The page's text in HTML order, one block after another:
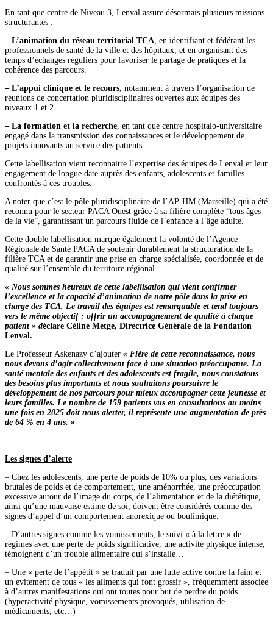
En tant que centre de Niveau 3, Lenval assure désormais plusieurs missions
structurantes :
– L’animation du réseau territorial TCA, en identifiant et fédérant les
professionnels de santé de la ville et des hôpitaux, et en organisant des
temps d’échanges réguliers pour favoriser le partage de pratiques et la
cohérence des parcours.
– L’appui clinique et le recours, notamment à travers l’organisation de
réunions de concertation pluridisciplinaires ouvertes aux équipes des
niveaux 1 et 2.
– La formation et la recherche, en tant que centre hospitalo-universitaire
engagé dans la transmission des connaissances et le développement de
projets innovants au service des patients.
Cette labellisation vient reconnaitre l’expertise des équipes de Lenval et leur
engagement de longue date auprès des enfants, adolescents et familles
confrontés à ces troubles.
A noter que c’est le pôle pluridisciplinaire de l’AP-HM (Marseille) qui a été
reconnu pour le secteur PACA Ouest grâce à sa filière complète “tous âges
de la vie”, garantissant un parcours fluide de l’enfance à l’âge adulte.
Cette double labellisation marque également la volonté de l’Agence
Régionale de Santé PACA de soutenir durablement la structuration de la
filière TCA et de garantir une prise en charge spécialisée, coordonnée et de
qualité sur l’ensemble du territoire régional.
« Nous sommes heureux de cette labellisation qui vient confirmer
l’excellence et la capacité d’animation de notre pôle dans la prise en
charge des TCA. Le travail des équipes est remarquable et tend toujours
vers le même objectif : offrir un accompagnement de qualité à chaque
patient » déclare Céline Metge, Directrice Générale de la Fondation
Lenval.
Le Professeur Askenazy d’ajouter « Fière de cette reconnaissance, nous
nous devons d’agir collectivement face à une situation préoccupante. La
santé mentale des enfants et des adolescents est fragile, nous constatons
des besoins plus importants et nous souhaitons poursuivre le
développement de nos parcours pour mieux accompagner cette jeunesse et
leurs familles. Le nombre de 159 patients vus en consultations au moins
une fois en 2025 doit nous alerter, il représente une augmentation de près
de 64 % en 4 ans. »
Les signes d’alerte
– Chez les adolescents, une perte de poids de 10% ou plus, des variations
brutales de poids et de comportement, une aménorrhée, une préoccupation
excessive autour de l’image du corps, de l’alimentation et de la diététique,
ainsi qu’une mauvaise estime de soi, doivent être considérés comme des
signes d’appel d’un comportement anorexique ou boulimique.
– D’autres signes comme les vomissements, le suivi « à la lettre » de
régimes avec une perte de poids significative, une activité physique intense,
témoignent d’un trouble alimentaire qui s’installe…
– Une « perte de l’appétit » se traduit par une lutte active contre la faim et
un évitement de tous « les aliments qui font grossir », fréquemment associée
à d’autres manifestations qui ont toutes pour but de perdre du poids
(hyperactivité physique, vomissements provoqués, utilisation de
médicaments, etc…)